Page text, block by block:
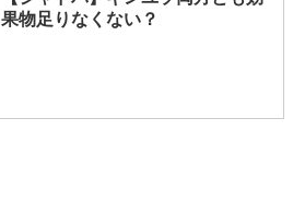
果物足りなくない？